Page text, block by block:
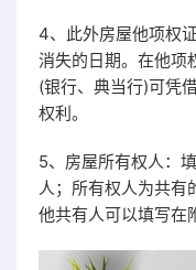
4、此外房屋他项权
消失的日期。在他项
(银行、典当行)可凭
权利。
5、房屋所有权人：
人；所有权人为共有
他共有人可以填写在